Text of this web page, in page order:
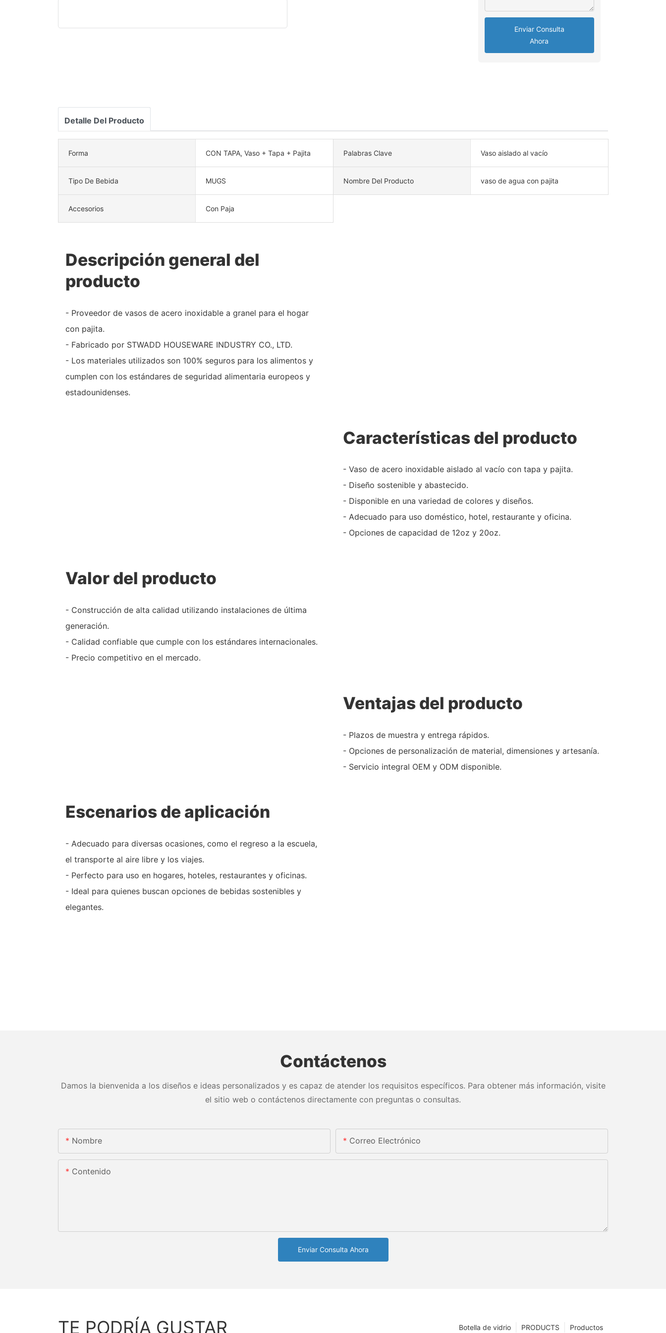
Enviar Consulta
Ahora
Detalle Del Producto
Forma CON TAPA, Vaso + Tapa + Pajita Palabras Clave Vaso aislado al vacío
Tipo De Bebida MUGS Nombre Del Producto vaso de agua con pajita
Accesorios Con Paja
Descripción general del
producto
- Proveedor de vasos de acero inoxidable a granel para el hogar
con pajita.
- Fabricado por STWADD HOUSEWARE INDUSTRY CO., LTD.
- Los materiales utilizados son 100% seguros para los alimentos y
cumplen con los estándares de seguridad alimentaria europeos y
estadounidenses.
Características del producto
- Vaso de acero inoxidable aislado al vacío con tapa y pajita.
- Diseño sostenible y abastecido.
- Disponible en una variedad de colores y diseños.
- Adecuado para uso doméstico, hotel, restaurante y oficina.
- Opciones de capacidad de 12oz y 20oz.
Valor del producto
- Construcción de alta calidad utilizando instalaciones de última
generación.
- Calidad confiable que cumple con los estándares internacionales.
- Precio competitivo en el mercado.
Ventajas del producto
- Plazos de muestra y entrega rápidos.
- Opciones de personalización de material, dimensiones y artesanía.
- Servicio integral OEM y ODM disponible.
Escenarios de aplicación
- Adecuado para diversas ocasiones, como el regreso a la escuela,
el transporte al aire libre y los viajes.
- Perfecto para uso en hogares, hoteles, restaurantes y oficinas.
- Ideal para quienes buscan opciones de bebidas sostenibles y
elegantes.
Contáctenos
Damos la bienvenida a los diseños e ideas personalizados y es capaz de atender los requisitos específicos. Para obtener más información, visite
el sitio web o contáctenos directamente con preguntas o consultas.
Nombre Correo Electrónico
Contenido
Enviar Consulta Ahora
TE PODRÍA GUSTAR Productos
PRODUCTS
Botella de vidrio